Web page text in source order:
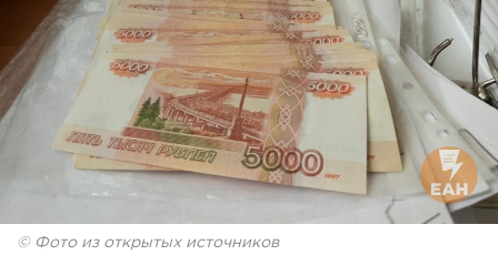
© Фото из открытых источников